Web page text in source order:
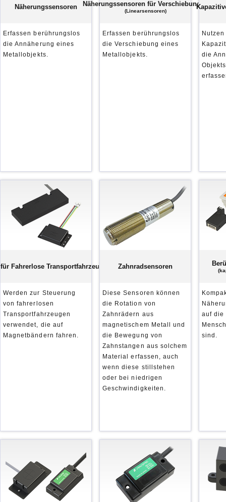
Näherungssensoren
Erfassen berührungslos
die Annäherung eines
Metallobjekts.
Näherungssensoren für Verschiebungen
(Linearsensoren)
Erfassen berührungslos
die Verschiebung eines
Metallobjekts.
die
Fahrerlose Transportfahrzeuge(FTF)
Werden zur Steuerung
von fahrerlosen
Transportfahrzeugen
verwendet, die auf
Magnetbändern fahren.
Zahnradsensoren
Diese Sensoren können
die Rotation von
Zahnrädern aus
magnetischem Metall und
die Bewegung von
Zahnstangen aus solchem
Material erfassen, auch
wenn diese stillstehen
oder bei niedrigen
Geschwindigkeiten.
auf die
sind.